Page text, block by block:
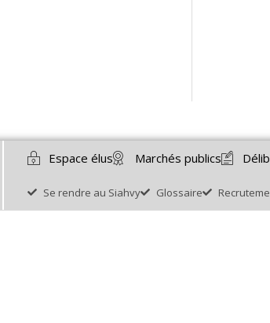
Espace élus Marchés publics
Se rendre au Siahvy Glossaire